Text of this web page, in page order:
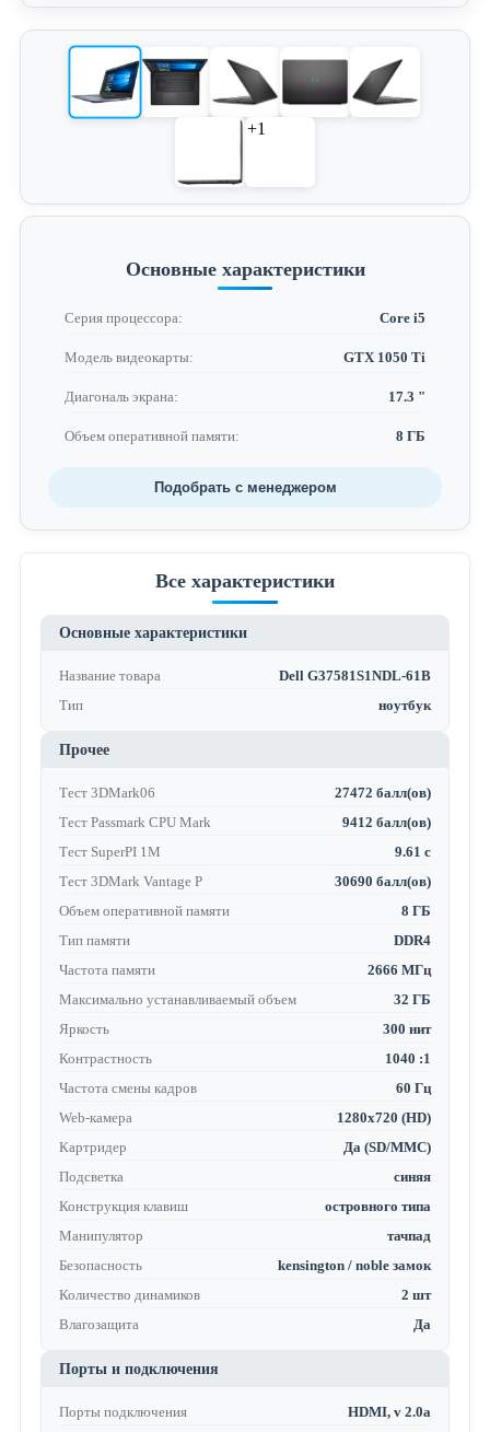
+1
Основные характеристики
Серия процессора: Core i5
Модель видеокарты: GTX 1050 Ti
Диагональ экрана: 17.3 "
Объем оперативной памяти: 8 ГБ
Подобрать с менеджером
Все характеристики
Основные характеристики
Название товара
Dell G37581S1NDL-61B
Тип
ноутбук
Прочее
Тест 3DMark06
27472 балл(ов)
Тест Passmark CPU Mark
9412 балл(ов)
Тест SuperPI 1M
9.61 с
Тест 3DMark Vantage P
30690 балл(ов)
Объем оперативной памяти
8 ГБ
Тип памяти
DDR4
Частота памяти
2666 МГц
Максимально устанавливаемый объем
32 ГБ
Яркость
300 нит
Контрастность
1040 :1
Частота смены кадров
60 Гц
Web-камера
1280x720 (HD)
Картридер
Да (SD/MMC)
Подсветка
синяя
Конструкция клавиш
островного типа
Манипулятор
тачпад
Безопасность
kensington / noble замок
Количество динамиков
2 шт
Влагозащита
Да
Порты и подключения
Порты подключения
HDMI, v 2.0a